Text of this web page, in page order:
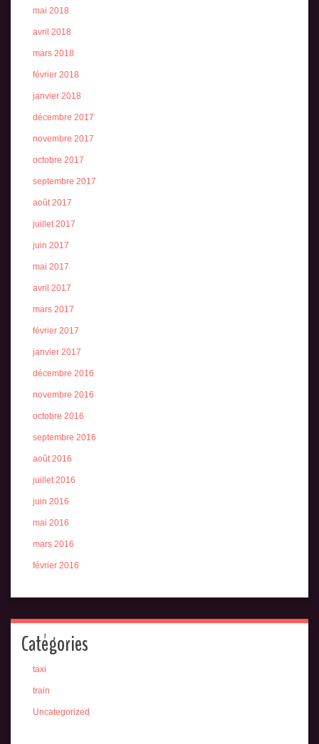
mai 2018
avril 2018
mars 2018
février 2018
janvier 2018
décembre 2017
novembre 2017
octobre 2017
septembre 2017
août 2017
juillet 2017
juin 2017
mai 2017
avril 2017
mars 2017
février 2017
janvier 2017
décembre 2016
novembre 2016
octobre 2016
septembre 2016
août 2016
juillet 2016
juin 2016
mai 2016
mars 2016
février 2016
Catégories
taxi
train
Uncategorized